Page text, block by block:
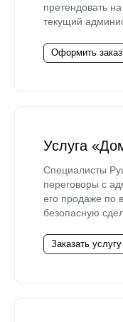
претендовать
текущий
Оформить заказ
Услуга
Специалисты
переговоры с
его продаже по
безопасную
Заказать услугу